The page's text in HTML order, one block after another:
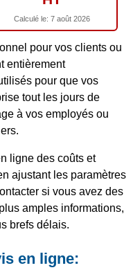
Calculé le: 7 août 2026
pour vos clients ou
entièrement
pour que vos
tout les jours de
à vos employés ou
ligne des coûts et
ajustant les paramètres
si vous avez des
amples informations,
brefs délais.
en ligne: